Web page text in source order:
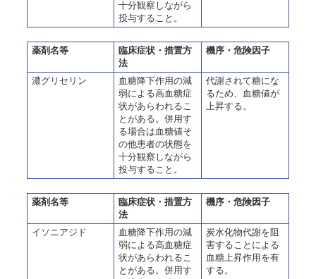
十分観察しながら
投与すること。
薬剤名等
臨床症状・措置方
法
機序・危険因子
濃グリセリン
血糖降下作用の減
弱による高血糖症
状があらわれるこ
とがある。併用す
る場合は血糖値そ
の他患者の状態を
十分観察しながら
投与すること。
代謝されて糖にな
るため、血糖値が
上昇する。
薬剤名等
臨床症状・措置方
法
機序・危険因子
イソニアジド
血糖降下作用の減
弱による高血糖症
状があらわれるこ
とがある。併用す
炭水化物代謝を阻
害することによる
血糖上昇作用を有
する。